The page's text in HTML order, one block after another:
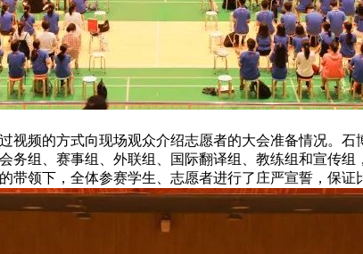
视频的方式向现场观众介绍志愿者的大会准备情况。
务组、赛事组、外联组、国际翻译组、教练组和宣传
领下，全体参赛学生、志愿者进行了庄严宣誓，保证